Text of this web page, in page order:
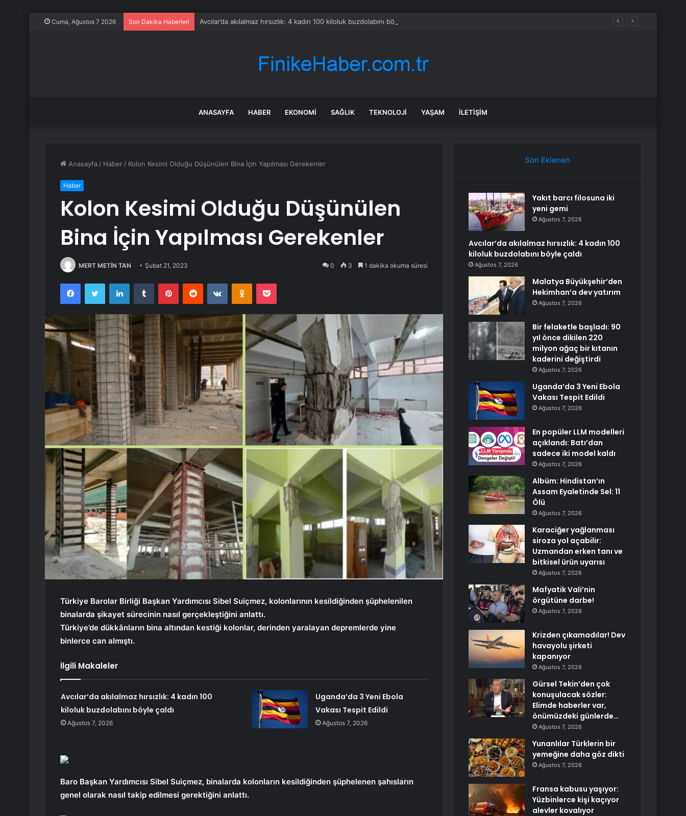
Cuma, Ağustos 7 2026 Son Dakika Haberleri Avcılar’da akılalmaz hırsızlık: 4 kadın 100 kiloluk buzdolabını böyle çaldı
ANASAYFA HABER EKONOMI SAĞLIK TEKNOLOJI YAŞAM İLETIŞIM
Anasayfa / Haber / Kolon Kesimi Olduğu Düşünülen Bina İçin Yapılması Gerekenler
Haber
Kolon Kesimi Olduğu Düşünülen
Bina İçin Yapılması Gerekenler
MERT METİN TAN Şubat 21, 2023 0 3 1 dakika okuma süresi
FacebookTwitter LinkedInTumblr PinterestReddit VKontakteOdnoklassniki
Pocket
Türkiye Barolar Birliği Başkan Yardımcısı Sibel Suiçmez, kolonlarının kesildiğinden şüphelenilen
binalarda şikayet sürecinin nasıl gerçekleştiğini anlattı.
Türkiye’de dükkânların bina altından kestiği kolonlar, derinden yaralayan depremlerde yine
binlerce can almıştı.
İlgili Makaleler
Avcılar’da akılalmaz hırsızlık: 4 kadın 100
kiloluk buzdolabını böyle çaldı
Ağustos 7, 2026
Uganda’da 3 Yeni Ebola
Vakası Tespit Edildi
Ağustos 7, 2026
Baro Başkan Yardımcısı Sibel Suiçmez, binalarda kolonların kesildiğinden şüphelenen şahısların
genel olarak nasıl takip edilmesi gerektiğini anlattı.
Son Eklenen
Yakıt barcı filosuna iki
yeni gemi
Ağustos 7, 2026
Avcılar’da akılalmaz hırsızlık: 4 kadın 100
kiloluk buzdolabını böyle çaldı
Ağustos 7, 2026
Malatya Büyükşehir’den
Hekimhan’a dev yatırım
Ağustos 7, 2026
Bir felaketle başladı: 90
yıl önce dikilen 220
milyon ağaç bir kıtanın
kaderini değiştirdi
Ağustos 7, 2026
Uganda’da 3 Yeni Ebola
Vakası Tespit Edildi
Ağustos 7, 2026
En popüler LLM modelleri
açıklandı: Batı’dan
sadece iki model kaldı
Ağustos 7, 2026
Albüm: Hindistan’ın
Assam Eyaletinde Sel: 11
Ölü
Ağustos 7, 2026
Karaciğer yağlanması
siroza yol açabilir:
Uzmandan erken tanı ve
bitkisel ürün uyarısı
Ağustos 7, 2026
Mafyatik Vali’nin
örgütüne darbe!
Ağustos 7, 2026
Krizden çıkamadılar! Dev
havayolu şirketi
kapanıyor
Ağustos 7, 2026
Gürsel Tekin’den çok
konuşulacak sözler:
Elimde haberler var,
önümüzdeki günlerde…
Ağustos 7, 2026
Yunanlılar Türklerin bir
yemeğine daha göz dikti
Ağustos 7, 2026
Fransa kabusu yaşıyor:
Yüzbinlerce kişi kaçıyor
alevler kovalıyor